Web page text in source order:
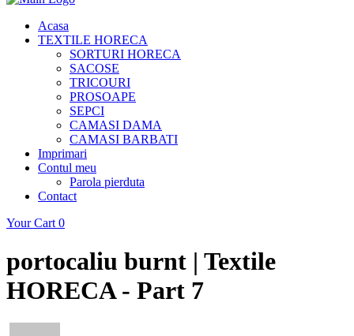
Acasa
TEXTILE HORECA
SORTURI HORECA
SACOSE
TRICOURI
PROSOAPE
SEPCI
CAMASI DAMA
CAMASI BARBATI
Imprimari
Contul meu
Parola pierduta
Contact
Your Cart 0
portocaliu burnt | Textile
HORECA - Part 7